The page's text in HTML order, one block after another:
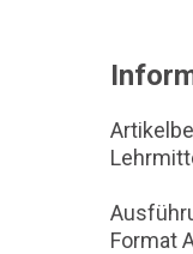
Format